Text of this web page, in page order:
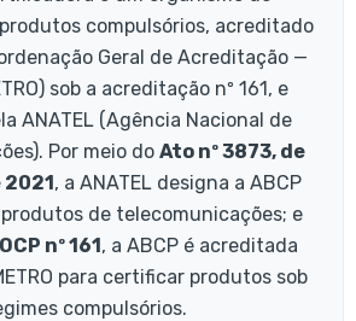
compulsórios, acreditado
Geral de Acreditação —
sob a acreditação nº 161, e
ANATEL (Agência Nacional de
Por meio do Ato nº 3873, de
2021, a ANATEL designa a ABCP
de telecomunicações; e
nº 161, a ABCP é acreditada
para certificar produtos sob
compulsórios.